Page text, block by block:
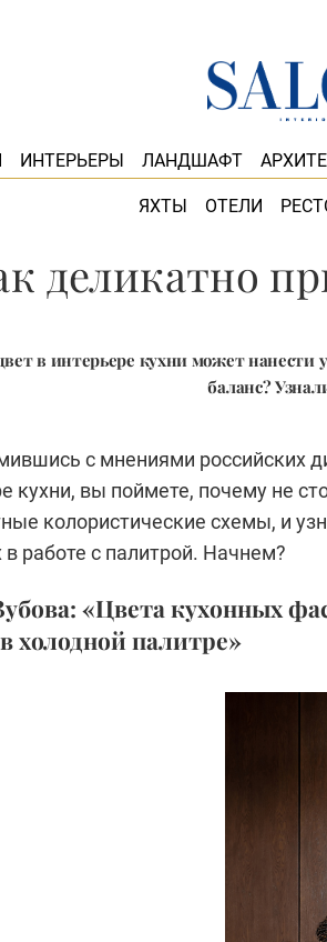
ИНТЕРЬЕРЫ ЛАНДШАФТ
ЯХТЫ ОТЕЛИ
деликатно
в интерьере кухни может нанести
баланс?
с мнениями российских
кухни, вы поймете, почему не
колористические схемы, и
в работе с палитрой. Начнем?
«Цвета кухонных
холодной палитре»